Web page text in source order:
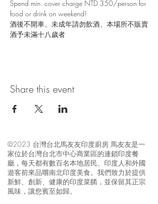
Spend min. cover charge NTD 350/person for
food or drink on weekend!
酒後不開車、未成年請勿飲酒、本場所不販賣
酒予未滿十八歲者
Share this event
©2023 台灣台北馬友友印度廚房 馬友友是一
家位於台灣台北市中心商業區的連鎖印度餐
廳，每天都有數百名本地居民、印度人和外國
遊客前來品嚐南北印度美食。我們致力於提供
新鮮、創新、健康的印度菜餚，並保留其正宗
風味，讓您賓至如歸。